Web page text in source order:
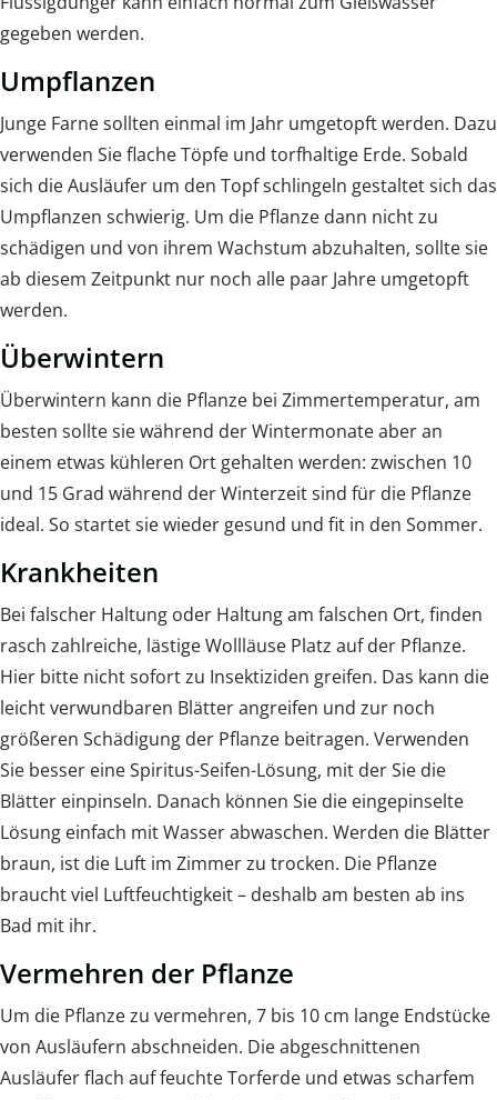
gegeben werden.
Umpflanzen
Junge Farne sollten einmal im Jahr umgetopft werden. Dazu
verwenden Sie flache Töpfe und torfhaltige Erde. Sobald
sich die Ausläufer um den Topf schlingeln gestaltet sich das
Umpflanzen schwierig. Um die Pflanze dann nicht zu
schädigen und von ihrem Wachstum abzuhalten, sollte sie
ab diesem Zeitpunkt nur noch alle paar Jahre umgetopft
werden.
Überwintern
Überwintern kann die Pflanze bei Zimmertemperatur, am
besten sollte sie während der Wintermonate aber an
einem etwas kühleren Ort gehalten werden: zwischen 10
und 15 Grad während der Winterzeit sind für die Pflanze
ideal. So startet sie wieder gesund und fit in den Sommer.
Krankheiten
Bei falscher Haltung oder Haltung am falschen Ort, finden
rasch zahlreiche, lästige Wollläuse Platz auf der Pflanze.
Hier bitte nicht sofort zu Insektiziden greifen. Das kann die
leicht verwundbaren Blätter angreifen und zur noch
größeren Schädigung der Pflanze beitragen. Verwenden
Sie besser eine Spiritus-Seifen-Lösung, mit der Sie die
Blätter einpinseln. Danach können Sie die eingepinselte
Lösung einfach mit Wasser abwaschen. Werden die Blätter
braun, ist die Luft im Zimmer zu trocken. Die Pflanze
braucht viel Luftfeuchtigkeit – deshalb am besten ab ins
Bad mit ihr.
Vermehren der Pflanze
Um die Pflanze zu vermehren, 7 bis 10 cm lange Endstücke
von Ausläufern abschneiden. Die abgeschnittenen
Ausläufer flach auf feuchte Torferde und etwas scharfem